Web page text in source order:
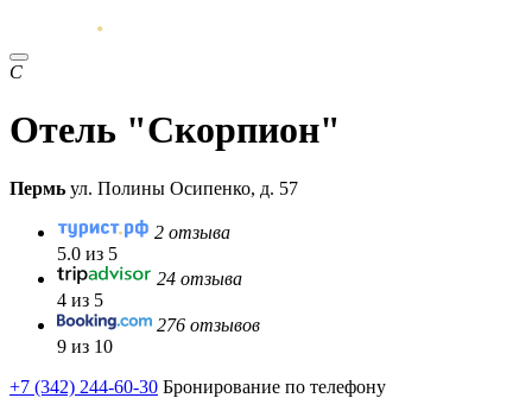
С
Отель "Скорпион"
Пермь ул. Полины Осипенко, д. 57
2 отзыва
5.0 из 5
24 отзыва
4 из 5
276 отзывов
9 из 10
+7 (342) 244-60-30 Бронирование по телефону